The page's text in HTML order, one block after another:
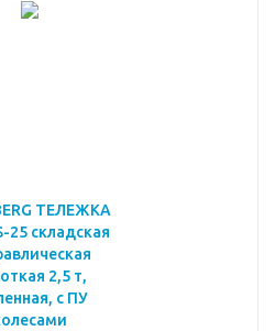
ТЕЛЕЖКА
25 складская
2,5 т,
с ПУ